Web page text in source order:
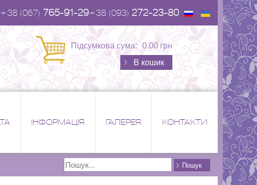
+38 (067) 765-91-29+38 (093) 272-23-80
Підсумкова сума: 0.00 грн
В кошик
ІНФОРМАЦІЯ ГАЛЕРЕЯ КОНТАКТИ
Поиск
Пошук